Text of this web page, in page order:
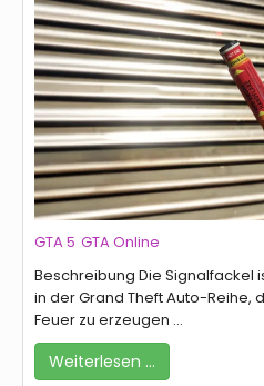
GTA 5 GTA Online
Beschreibung Die Signalfackel
in der Grand Theft Auto-Reihe,
Feuer zu erzeugen ...
Weiterlesen …